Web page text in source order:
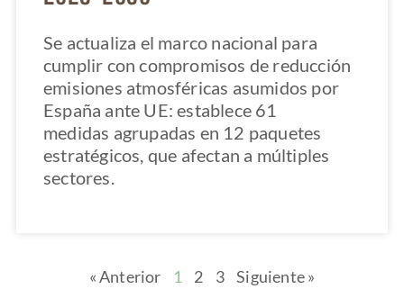
Se actualiza el marco nacional para
cumplir con compromisos de reducción
emisiones atmosféricas asumidos por
España ante UE: establece 61
medidas agrupadas en 12 paquetes
estratégicos, que afectan a múltiples
sectores.
« Anterior 1 2 3 Siguiente »